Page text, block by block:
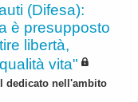
(Difesa):
è presupposto
libertà,
vita"
dedicato nell'ambito